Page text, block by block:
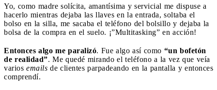
Yo, como madre solícita, amantísima y servicial me dispuse a
hacerlo mientras dejaba las llaves en la entrada, soltaba el
bolso en la silla, me sacaba el teléfono del bolsillo y dejaba la
bolsa de la compra en el suelo. ¡”Multitasking” en acción!
Entonces algo me paralizó. Fue algo así como “un bofetón
de realidad”. Me quedé mirando el teléfono a la vez que veía
varios emails de clientes parpadeando en la pantalla y entonces
comprendí.